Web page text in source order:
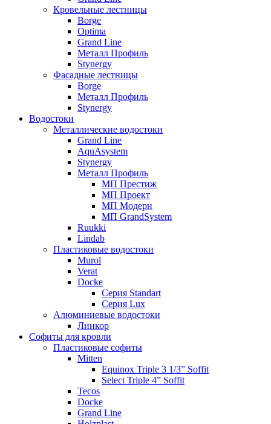
Кровельные лестницы
Borge
Optima
Grand Line
Металл Профиль
Stynergy
Фасадные лестницы
Borge
Металл Профиль
Stynergy
Водостоки
Металлические водостоки
Grand Line
AquAsystem
Stynergy
Металл Профиль
МП Престиж
МП Проект
МП Модерн
МП GrandSystem
Ruukki
Lindab
Пластиковые водостоки
Murol
Verat
Docke
Серия Standart
Серия Lux
Алюминиевые водостоки
Линкор
Софиты для кровли
Пластиковые софиты
Mitten
Equinox Triple 3 1/3” Soffit
Select Triple 4” Soffit
Tecos
Docke
Grand Line